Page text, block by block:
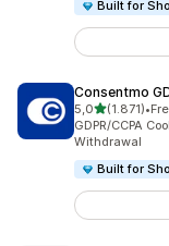
Built for
Consentmo
5,0stelle su 5
(1.871)
1871 recensioni
•
GDPR/CCPA
Withdrawal
Built for